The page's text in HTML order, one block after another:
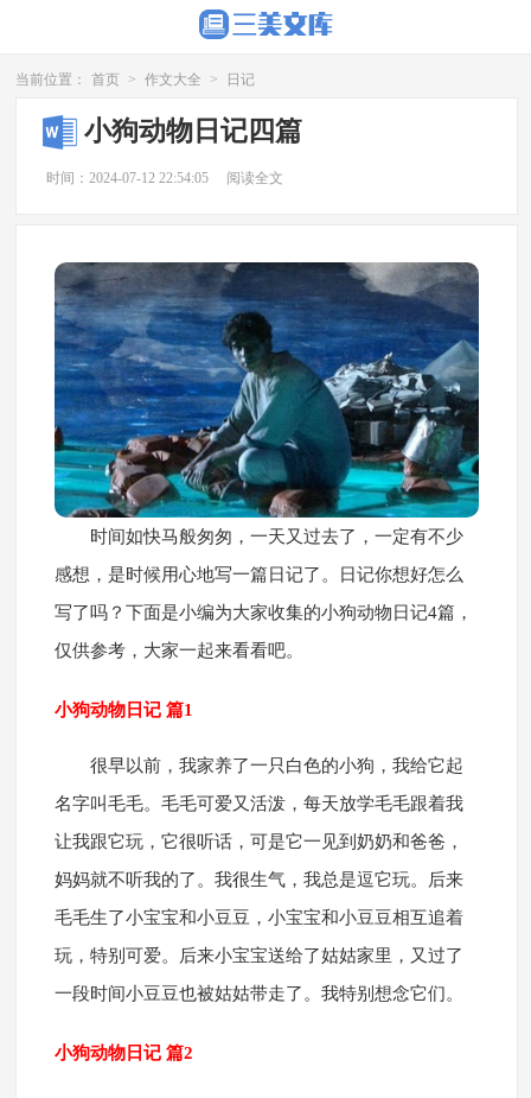
当前位置： 首页 > 作文大全 > 日记
小狗动物日记四篇
时间：2024-07-12 22:54:05 阅读全文
时间如快马般匆匆，一天又过去了，一定有不少
感想，是时候用心地写一篇日记了。日记你想好怎么
写了吗？下面是小编为大家收集的小狗动物日记4篇，
仅供参考，大家一起来看看吧。
小狗动物日记 篇1
很早以前，我家养了一只白色的小狗，我给它起
名字叫毛毛。毛毛可爱又活泼，每天放学毛毛跟着我
让我跟它玩，它很听话，可是它一见到奶奶和爸爸，
妈妈就不听我的了。我很生气，我总是逗它玩。后来
毛毛生了小宝宝和小豆豆，小宝宝和小豆豆相互追着
玩，特别可爱。后来小宝宝送给了姑姑家里，又过了
一段时间小豆豆也被姑姑带走了。我特别想念它们。
小狗动物日记 篇2